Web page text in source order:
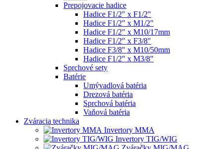
Prepojovacie hadice
Hadice F1/2" x F1/2"
Hadice F1/2" x M1/2"
Hadice F1/2" x M10/17mm
Hadice F1/2" x F3/8"
Hadice F3/8" x M10/50mm
Hadice F1/2" x M3/8"
Sprchové sety
Batérie
Umývadlová batéria
Drezová batéria
Sprchová batéria
Vaňová batéria
Zváracia technika
Invertory MMA
Invertory TIG/WIG